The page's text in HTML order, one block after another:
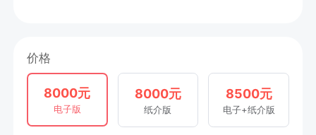
价格
8000元
电子版
8000元
纸介版
8500元
电子+纸介版